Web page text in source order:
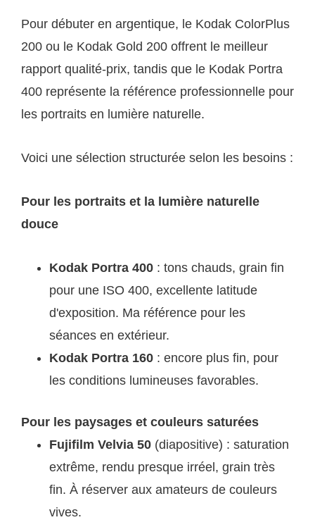
Pour débuter en argentique, le Kodak ColorPlus
200 ou le Kodak Gold 200 offrent le meilleur
rapport qualité-prix, tandis que le Kodak Portra
400 représente la référence professionnelle pour
les portraits en lumière naturelle.
Voici une sélection structurée selon les besoins :
Pour les portraits et la lumière naturelle
douce
Kodak Portra 400 : tons chauds, grain fin
pour une ISO 400, excellente latitude
d'exposition. Ma référence pour les
séances en extérieur.
Kodak Portra 160 : encore plus fin, pour
les conditions lumineuses favorables.
Pour les paysages et couleurs saturées
Fujifilm Velvia 50 (diapositive) : saturation
extrême, rendu presque irréel, grain très
fin. À réserver aux amateurs de couleurs
vives.